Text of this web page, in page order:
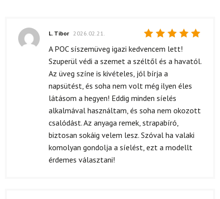
Értékelés:
L. Tibor 2026.02.21.
A POC síszemüveg igazi kedvencem lett!
Szuperül védi a szemet a széltől és a havatól.
Az üveg színe is kivételes, jól bírja a
napsütést, és soha nem volt még ilyen éles
látásom a hegyen! Eddig minden síelés
alkalmával használtam, és soha nem okozott
csalódást. Az anyaga remek, strapabíró,
biztosan sokáig velem lesz. Szóval ha valaki
komolyan gondolja a síelést, ezt a modellt
érdemes választani!